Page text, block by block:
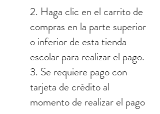
2. Haga clic en el carrito de
compras en la parte superior
o inferior de esta tienda
escolar para realizar el pago.
3. Se requiere pago con
tarjeta de crédito al
momento de realizar el pago